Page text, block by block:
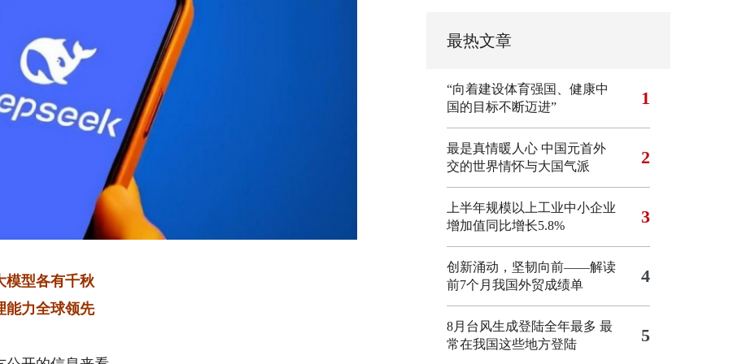
模型各有千秋
能力全球领先
最热文章
“向着建设体育强国、健康中
国的目标不断迈进”
1
最是真情暖人心 中国元首外
交的世界情怀与大国气派
2
上半年规模以上工业中小企业
增加值同比增长5.8%
3
创新涌动，坚韧向前——解读
前7个月我国外贸成绩单
4
8月台风生成登陆全年最多 最
常在我国这些地方登陆
5